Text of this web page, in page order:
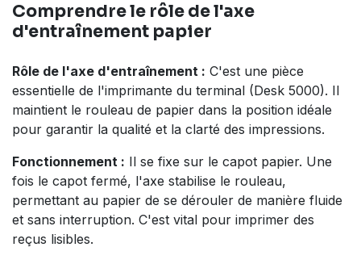
Comprendre le rôle de l'axe
d'entraînement papier
Rôle de l'axe d'entraînement : C'est une pièce
essentielle de l'imprimante du terminal (Desk 5000). Il
maintient le rouleau de papier dans la position idéale
pour garantir la qualité et la clarté des impressions.
Fonctionnement : Il se fixe sur le capot papier. Une
fois le capot fermé, l'axe stabilise le rouleau,
permettant au papier de se dérouler de manière fluide
et sans interruption. C'est vital pour imprimer des
reçus lisibles.